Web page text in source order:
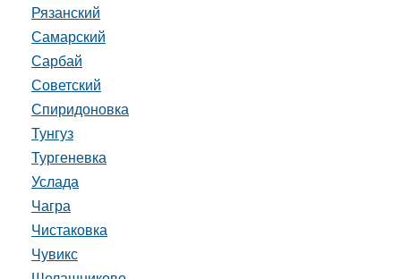
Рязанский
Самарский
Сарбай
Советский
Спиридоновка
Тунгуз
Тургеневка
Услада
Чагра
Чистаковка
Чувикс